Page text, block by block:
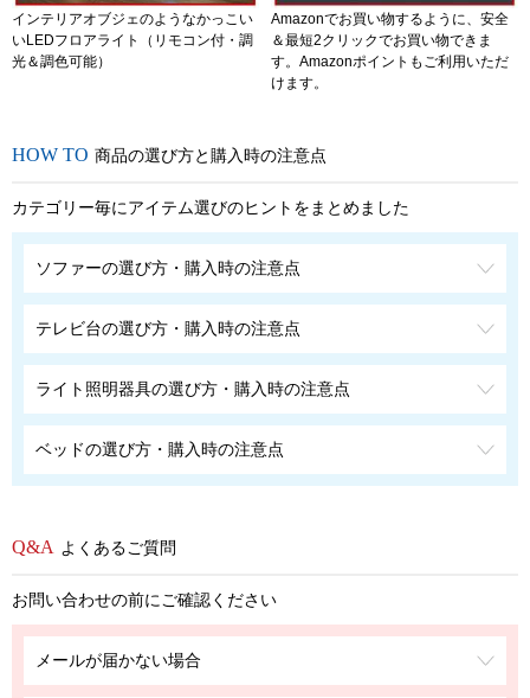
インテリアオブジェのようなかっこい
いLEDフロアライト（リモコン付・調
光＆調色可能）
Amazonでお買い物するように、安全
＆最短2クリックでお買い物できま
す。Amazonポイントもご利用いただ
けます。
商品の選び方と購入時の注意点
カテゴリー毎にアイテム選びのヒントをまとめました
ソファーの選び方・購入時の注意点
テレビ台の選び方・購入時の注意点
ライト照明器具の選び方・購入時の注意点
ベッドの選び方・購入時の注意点
よくあるご質問
お問い合わせの前にご確認ください
メールが届かない場合